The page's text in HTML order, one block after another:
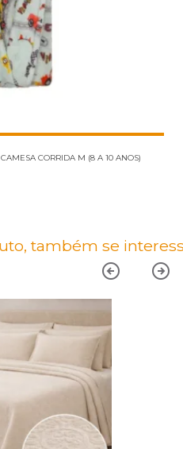
CORRIDA M (8 A 10 ANOS)
também se